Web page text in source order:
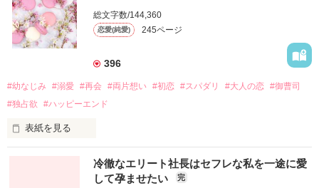
総文字数/144,360
恋愛(純愛) 245ページ
396
#幼なじみ #溺愛 #再会 #両片想い #初恋 #スパダリ #大人の恋 #御曹司
#独占欲
#ハッピーエンド
表紙を見る
冷徹なエリート社長はセフレな私を一途に愛
して孕ませたい
完